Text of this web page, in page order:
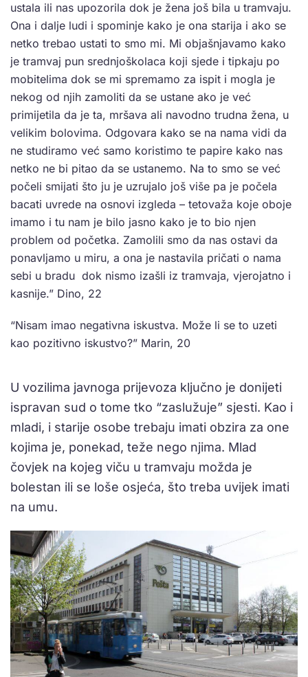
ustala ili nas upozorila dok je žena još bila u tramvaju.
Ona i dalje ludi i spominje kako je ona starija i ako se
netko trebao ustati to smo mi. Mi objašnjavamo kako
je tramvaj pun srednjoškolaca koji sjede i tipkaju po
mobitelima dok se mi spremamo za ispit i mogla je
nekog od njih zamoliti da se ustane ako je već
primijetila da je ta, mršava ali navodno trudna žena, u
velikim bolovima. Odgovara kako se na nama vidi da
ne studiramo već samo koristimo te papire kako nas
netko ne bi pitao da se ustanemo. Na to smo se već
počeli smijati što ju je uzrujalo još više pa je počela
bacati uvrede na osnovi izgleda – tetovaža koje oboje
imamo i tu nam je bilo jasno kako je to bio njen
problem od početka. Zamolili smo da nas ostavi da
ponavljamo u miru, a ona je nastavila pričati o nama
sebi u bradu dok nismo izašli iz tramvaja, vjerojatno i
kasnije.” Dino, 22
“Nisam imao negativna iskustva. Može li se to uzeti
kao pozitivno iskustvo?” Marin, 20
U vozilima javnoga prijevoza ključno je donijeti
ispravan sud o tome tko “zaslužuje” sjesti. Kao i
mladi, i starije osobe trebaju imati obzira za one
kojima je, ponekad, teže nego njima. Mlad
čovjek na kojeg viču u tramvaju možda je
bolestan ili se loše osjeća, što treba uvijek imati
na umu.